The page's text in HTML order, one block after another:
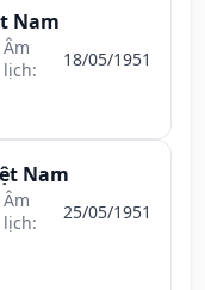
Nam
Âm
lịch:
18/05/1951
Nam
Âm
lịch:
25/05/1951